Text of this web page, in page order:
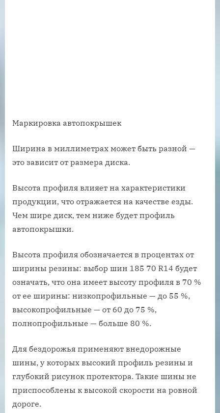
Маркировка автопокрышек
Ширина в миллиметрах может быть разной —
это зависит от размера диска.
Высота профиля влияет на характеристики
продукции, что отражается на качестве езды.
Чем шире диск, тем ниже будет профиль
автопокрышки.
Высота профиля обозначается в процентах от
ширины резины: выбор шин 185 70 R14 будет
означать, что она имеет высоту профиля в 70 %
от ее ширины: низкопрофильные — до 55 %,
высокопрофильные — от 60 до 75 %,
полнопрофильные — больше 80 %.
Для бездорожья применяют внедорожные
шины, у которых высокий профиль резины и
глубокий рисунок протектора. Такие шины не
приспособлены к высокой скорости на ровной
дороге.